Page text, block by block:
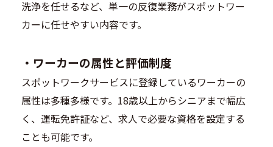
洗浄を任せるなど、単一の反復業務がスポットワー
カーに任せやすい内容です。
・ ワーカーの属性と評価制度
スポットワークサービスに登録しているワーカーの
属性は多種多様です。18歳以上からシニアまで幅広
く、運転免許証など、求人で必要な資格を設定する
ことも可能です。